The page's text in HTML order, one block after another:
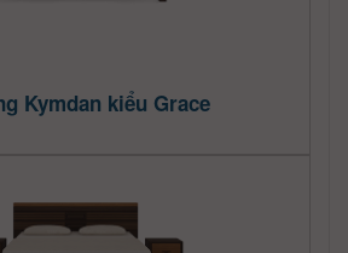
Kymdan kiểu Grace